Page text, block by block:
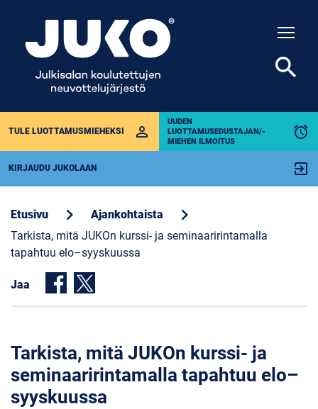
TULE LUOTTAMUSMIEHEKSI perm_identity
UUDEN
LUOTTAMUSEDUSTAJAN/-
MIEHEN ILMOITUS
alarm
KIRJAUDU JUKOLAAN exit_to_app
search
Etusivu chevron_right Ajankohtaista chevron_right
Tarkista, mitä JUKOn kurssi- ja seminaaririntamalla
tapahtuu elo–syyskuussa
Jaa
Tarkista, mitä JUKOn kurssi- ja
seminaaririntamalla tapahtuu elo–
syyskuussa